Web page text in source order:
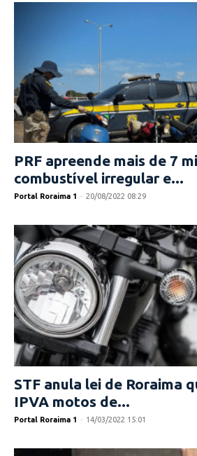
PRF apreende mais de 7
combustível irregular e...
Portal Roraima 1 - 20/08/2022 08:29
STF anula lei de Roraima
IPVA motos de...
Portal Roraima 1 - 14/03/2022 15:01